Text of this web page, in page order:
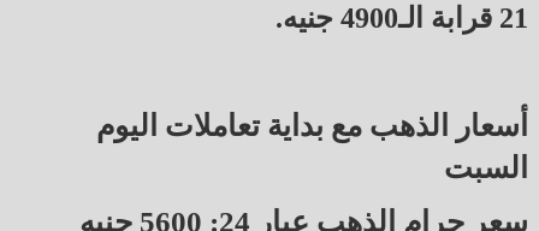
21 قرابة الـ4900 جنيه.
أسعار الذهب مع بداية تعاملات اليوم
السبت
سعر جرام الذهب عيار 24: 5600 جنيه